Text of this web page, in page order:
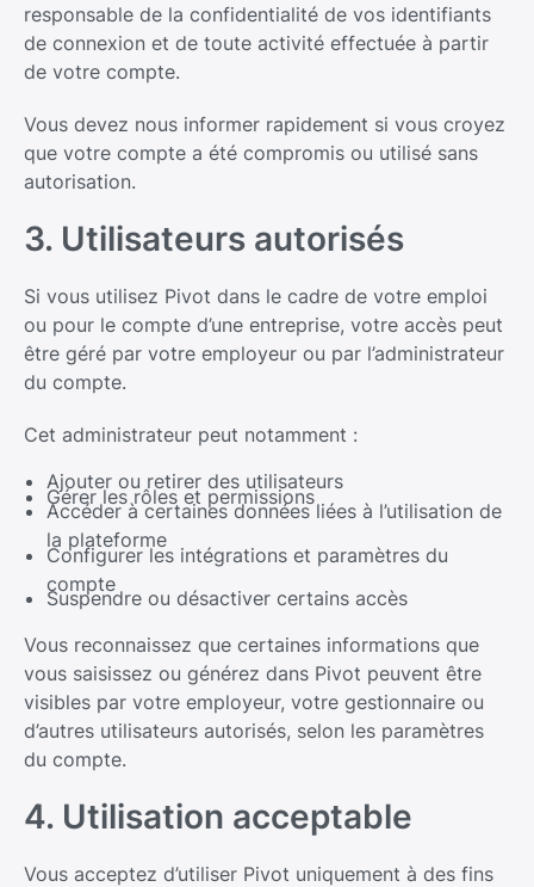
responsable de la confidentialité de vos identifiants
de connexion et de toute activité effectuée à partir
de votre compte.
Vous devez nous informer rapidement si vous croyez
que votre compte a été compromis ou utilisé sans
autorisation.
3. Utilisateurs autorisés
Si vous utilisez Pivot dans le cadre de votre emploi
ou pour le compte d’une entreprise, votre accès peut
être géré par votre employeur ou par l’administrateur
du compte.
Cet administrateur peut notamment :
Ajouter ou retirer des utilisateurs
Gérer les rôles et permissions
Accéder à certaines données liées à l’utilisation de
la plateforme
Configurer les intégrations et paramètres du
compte
Suspendre ou désactiver certains accès
Vous reconnaissez que certaines informations que
vous saisissez ou générez dans Pivot peuvent être
visibles par votre employeur, votre gestionnaire ou
d’autres utilisateurs autorisés, selon les paramètres
du compte.
4. Utilisation acceptable
Vous acceptez d’utiliser Pivot uniquement à des fins